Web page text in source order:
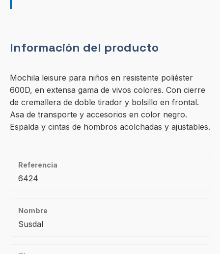
Información del producto
Mochila leisure para niños en resistente poliéster
600D, en extensa gama de vivos colores. Con cierre
de cremallera de doble tirador y bolsillo en frontal.
Asa de transporte y accesorios en color negro.
Espalda y cintas de hombros acolchadas y ajustables.
Referencia
6424
Nombre
Susdal